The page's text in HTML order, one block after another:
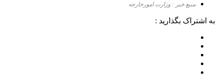
منبع خبر : وزارت امورخارجه
به اشتراک بگذارید :